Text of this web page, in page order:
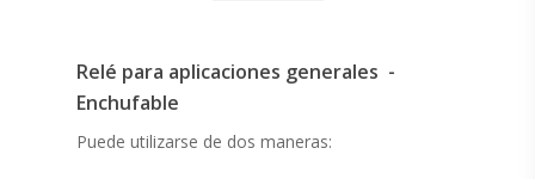
Relé para aplicaciones generales -
Enchufable
Puede utilizarse de dos maneras: